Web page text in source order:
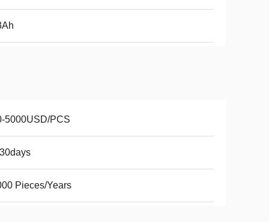
5000USD/PCS
Pieces/Years